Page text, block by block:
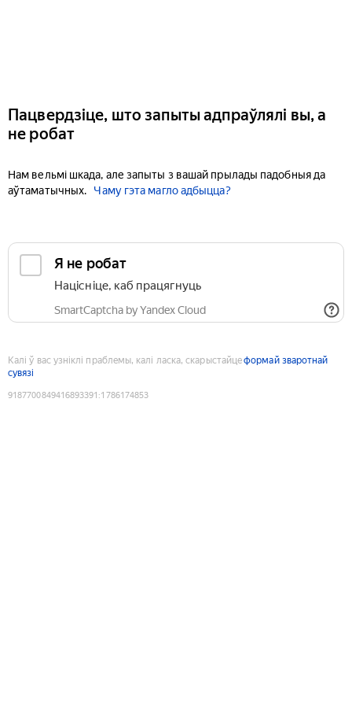
Пацвердзіце, што запыты адпраўлялі вы, а
не робат
Нам вельмі шкада, але запыты з вашай прылады падобныя да
аўтаматычных.
Чаму гэта магло адбыцца?
Я не робат
Націсніце, каб працягнуць
SmartCaptcha by Yandex Cloud
Калі ў вас узніклі праблемы, калі ласка, скарыстайцеформай зваротнай
сувязі
9187700849416893391 :1786174853